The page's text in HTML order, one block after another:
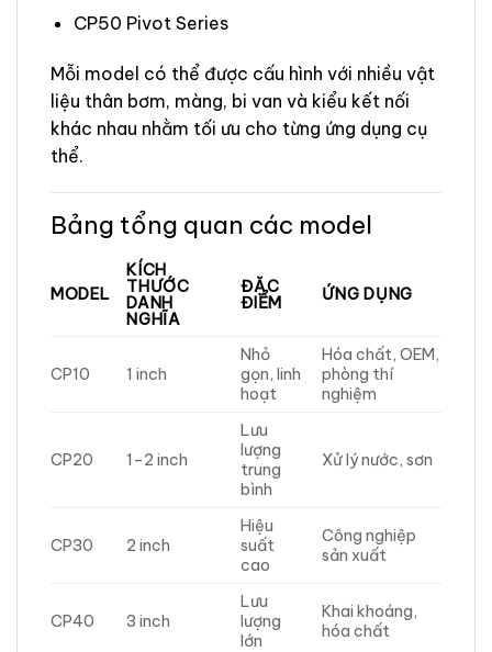
CP50 Pivot Series
Mỗi model có thể được cấu hình với nhiều vật
liệu thân bơm, màng, bi van và kiểu kết nối
khác nhau nhằm tối ưu cho từng ứng dụng cụ
thể.
Bảng tổng quan các model
MODEL
KÍCH
THƯỚC
DANH
NGHĨA
ĐẶC
ĐIỂM
ỨNG DỤNG
CP10 1 inch
Nhỏ
gọn, linh
hoạt
Hóa chất, OEM,
phòng thí
nghiệm
CP20 1–2 inch
Lưu
lượng
trung
bình
Xử lý nước, sơn
CP30 2 inch
Hiệu
suất
cao
Công nghiệp
sản xuất
CP40 3 inch
Lưu
lượng
lớn
Khai khoáng,
hóa chất